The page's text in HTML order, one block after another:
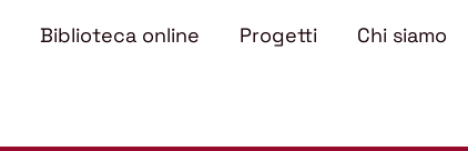
Biblioteca online Progetti Chi siamo